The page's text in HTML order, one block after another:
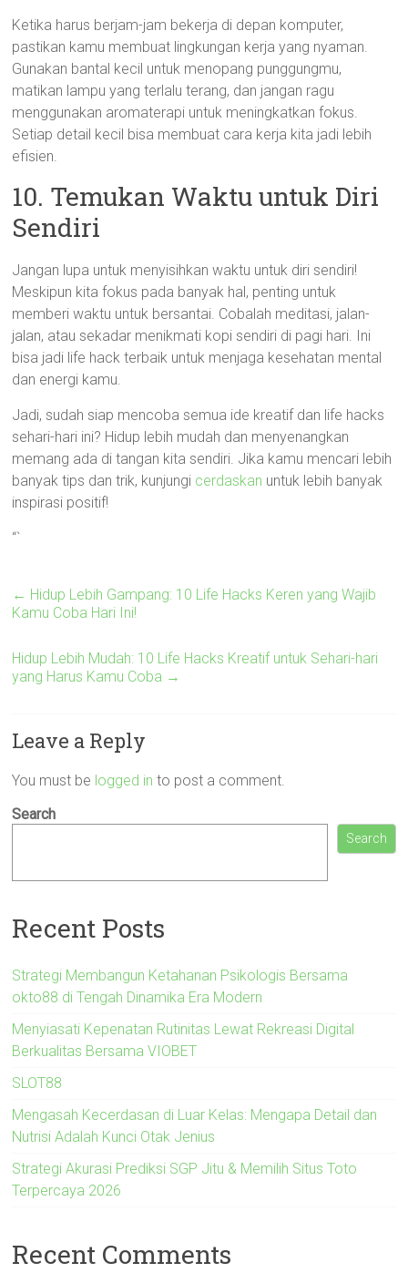
Ketika harus berjam-jam bekerja di depan komputer,
pastikan kamu membuat lingkungan kerja yang nyaman.
Gunakan bantal kecil untuk menopang punggungmu,
matikan lampu yang terlalu terang, dan jangan ragu
menggunakan aromaterapi untuk meningkatkan fokus.
Setiap detail kecil bisa membuat cara kerja kita jadi lebih
efisien.
10. Temukan Waktu untuk Diri
Sendiri
Jangan lupa untuk menyisihkan waktu untuk diri sendiri!
Meskipun kita fokus pada banyak hal, penting untuk
memberi waktu untuk bersantai. Cobalah meditasi, jalan-
jalan, atau sekadar menikmati kopi sendiri di pagi hari. Ini
bisa jadi life hack terbaik untuk menjaga kesehatan mental
dan energi kamu.
Jadi, sudah siap mencoba semua ide kreatif dan life hacks
sehari-hari ini? Hidup lebih mudah dan menyenangkan
memang ada di tangan kita sendiri. Jika kamu mencari lebih
banyak tips dan trik, kunjungi cerdaskan untuk lebih banyak
inspirasi positif!
“`
← Hidup Lebih Gampang: 10 Life Hacks Keren yang Wajib
Kamu Coba Hari Ini!
Hidup Lebih Mudah: 10 Life Hacks Kreatif untuk Sehari-hari
yang Harus Kamu Coba →
Leave a Reply
You must be logged in to post a comment.
Search
Search
Recent Posts
Strategi Membangun Ketahanan Psikologis Bersama
okto88 di Tengah Dinamika Era Modern
Menyiasati Kepenatan Rutinitas Lewat Rekreasi Digital
Berkualitas Bersama VIOBET
SLOT88
Mengasah Kecerdasan di Luar Kelas: Mengapa Detail dan
Nutrisi Adalah Kunci Otak Jenius
Strategi Akurasi Prediksi SGP Jitu & Memilih Situs Toto
Terpercaya 2026
Recent Comments